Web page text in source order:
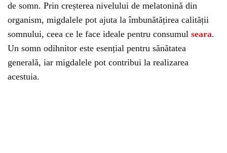
de somn. Prin creșterea nivelului de melatonină din
organism, migdalele pot ajuta la îmbunătățirea calității
somnului, ceea ce le face ideale pentru consumul seara.
Un somn odihnitor este esențial pentru sănătatea
generală, iar migdalele pot contribui la realizarea
acestuia.